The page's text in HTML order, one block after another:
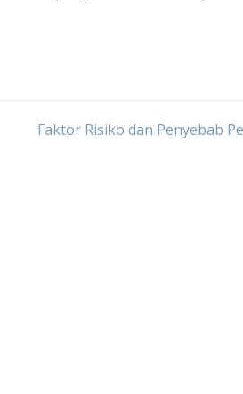
Faktor Risiko dan Penyebab